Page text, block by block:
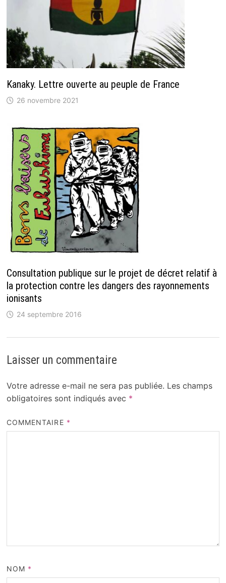
Kanaky. Lettre ouverte au peuple de France
26 novembre 2021
Consultation publique sur le projet de décret relatif à
la protection contre les dangers des rayonnements
ionisants
24 septembre 2016
Laisser un commentaire
Votre adresse e-mail ne sera pas publiée. Les champs
obligatoires sont indiqués avec *
COMMENTAIRE *
NOM *